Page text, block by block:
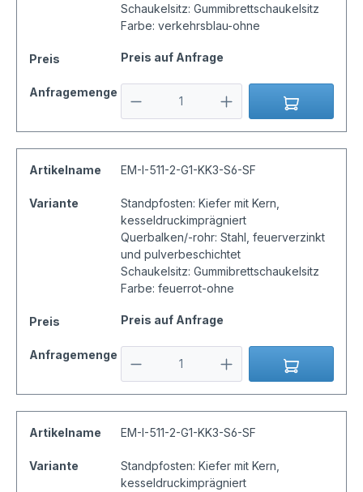
Schaukelsitz: Gummibrettschaukelsitz
Farbe: verkehrsblau-ohne
Preis Preis auf Anfrage
Anfragemenge
Artikelname EM-I-511-2-G1-KK3-S6-SF
Variante
Standpfosten: Kiefer mit Kern,
kesseldruckimprägniert
Querbalken/-rohr: Stahl, feuerverzinkt
und pulverbeschichtet
Schaukelsitz: Gummibrettschaukelsitz
Farbe: feuerrot-ohne
Preis Preis auf Anfrage
Anfragemenge
Artikelname EM-I-511-2-G1-KK3-S6-SF
Variante
Standpfosten: Kiefer mit Kern,
kesseldruckimprägniert